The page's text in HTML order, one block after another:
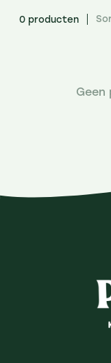
0 producten
Geen